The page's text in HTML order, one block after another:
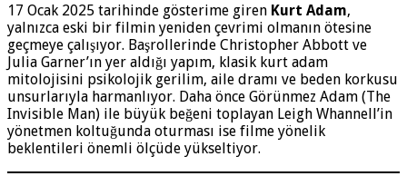
17 Ocak 2025 tarihinde gösterime giren Kurt Adam,
yalnızca eski bir filmin yeniden çevrimi olmanın ötesine
geçmeye çalışıyor. Başrollerinde Christopher Abbott ve
Julia Garner’ın yer aldığı yapım, klasik kurt adam
mitolojisini psikolojik gerilim, aile dramı ve beden korkusu
unsurlarıyla harmanlıyor. Daha önce Görünmez Adam (The
Invisible Man) ile büyük beğeni toplayan Leigh Whannell’in
yönetmen koltuğunda oturması ise filme yönelik
beklentileri önemli ölçüde yükseltiyor.